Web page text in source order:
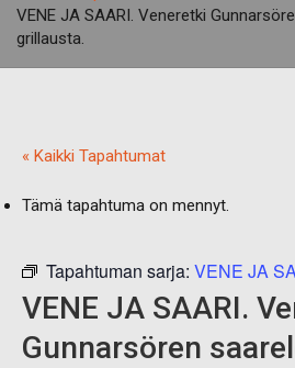
VENE JA SAARI. Veneretki
grillausta.
« Kaikki Tapahtumat
Tämä tapahtuma on mennyt.
Tapahtuman sarja: VENE JA
VENE JA SAARI.
Gunnarsören